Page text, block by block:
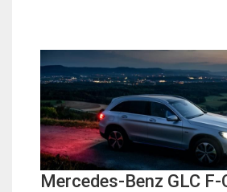
Mercedes-Benz GLC F-